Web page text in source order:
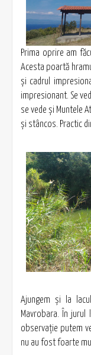
Prima oprire am
Acesta poartă
şi cadrul
impresionant. Se
se vede şi Muntele
şi stâncos. Practic
Ajungem şi la
Mavrobara. În
observaţie putem
nu au fost foarte